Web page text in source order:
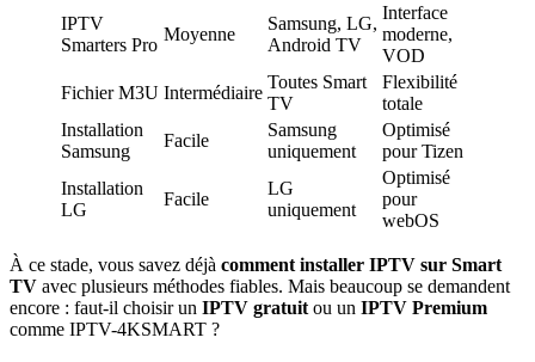
IPTV
Smarters Pro
Moyenne
Samsung, LG,
Android TV
Interface
moderne,
VOD
Fichier M3U Intermédiaire
Toutes Smart
TV
Flexibilité
totale
Installation
Samsung
Facile
Samsung
uniquement
Optimisé
pour Tizen
Installation
LG
Facile
LG
uniquement
Optimisé
pour
webOS
À ce stade, vous savez déjà comment installer IPTV sur Smart
TV avec plusieurs méthodes fiables. Mais beaucoup se demandent
encore : faut-il choisir un IPTV gratuit ou un IPTV Premium
comme IPTV-4KSMART ?